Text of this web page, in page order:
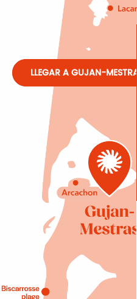
LLEGAR A GUJAN-MESTRAS